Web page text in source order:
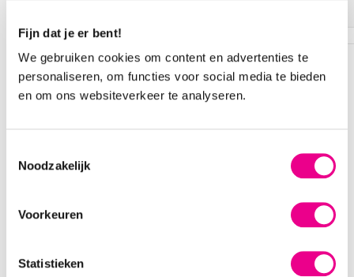
Fijn dat je er bent!
We gebruiken cookies om content en advertenties te
personaliseren, om functies voor social media te bieden
en om ons websiteverkeer te analyseren.
Noodzakelijk
Voorkeuren
Statistieken
OVERZICHT VAN JE
BESTELLING
JOSEPH AND THE AMAZING
TECHNICOLOR DREAMCOAT
Grote zaal